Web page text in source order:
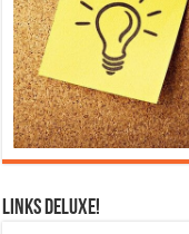
Links DeLuXe!